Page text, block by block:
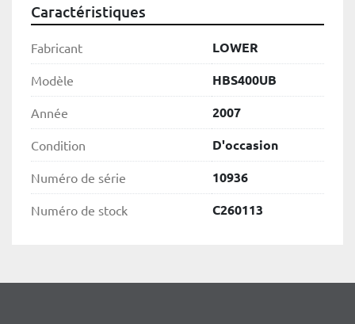
Caractéristiques
Fabricant LOWER
Modèle HBS400UB
Année 2007
Condition D'occasion
Numéro de série 10936
Numéro de stock C260113